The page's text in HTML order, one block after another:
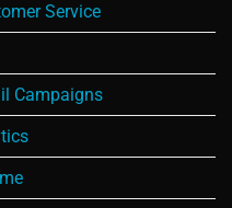
Service
Campaigns